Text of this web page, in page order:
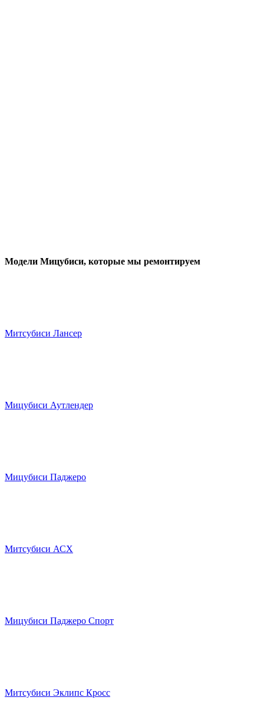
Модели Мицубиси, которые мы ремонтируем
Митсубиси Лансер
Мицубиси Аутлендер
Мицубиси Паджеро
Митсубиси АСХ
Мицубиси Паджеро Спорт
Митсубиси Эклипс Кросс